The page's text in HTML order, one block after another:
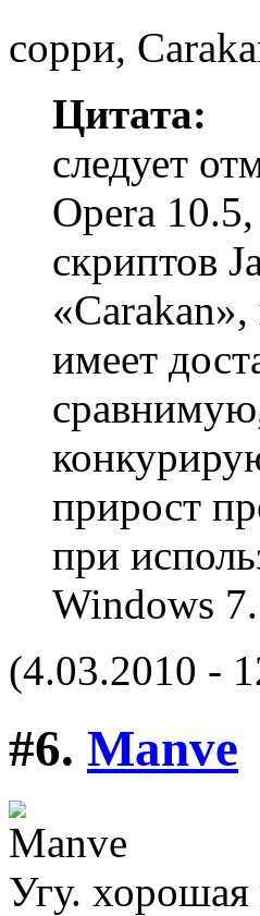
сорри,
Цитата:
следует
Opera
скриптов
имеет
прирост
при
Windows 7.
(4.03.2010 -
#6. Manve
Угу.